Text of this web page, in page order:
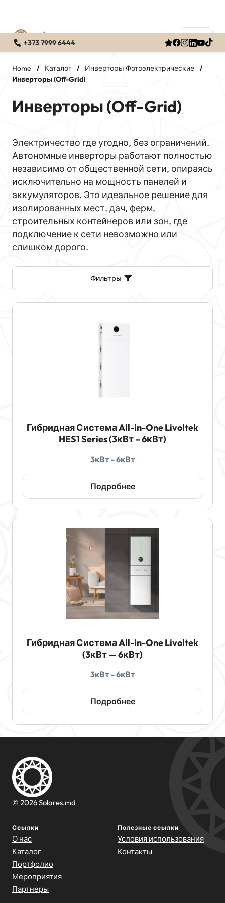
содержимому
+373 7999 6444
Home / Каталог / Инверторы Фотоэлектрические
/
Инверторы (Off-Grid)
Инверторы (Off-Grid)
Электричество где угодно, без ограничений.
Автономные инверторы работают полностью
независимо от общественной сети, опираясь
исключительно на мощность панелей и
аккумуляторов. Это идеальное решение для
изолированных мест, дач, ферм,
строительных контейнеров или зон, где
подключение к сети невозможно или
слишком дорого.
Фильтры
Гибридная Система All-in-One Livoltek
HES1 Series (3кВт – 6кВт)
3кВт - 6кВт
Подробнее
Гибридная Система All-in-One Livoltek
(3кВт — 6кВт)
3кВт - 6кВт
Подробнее
© 2026 Solares.md
Ссылки
О нас
Каталог
Портфолио
Мероприятия
Партнеры
Полезные ссылки
Условия использования
Контакты